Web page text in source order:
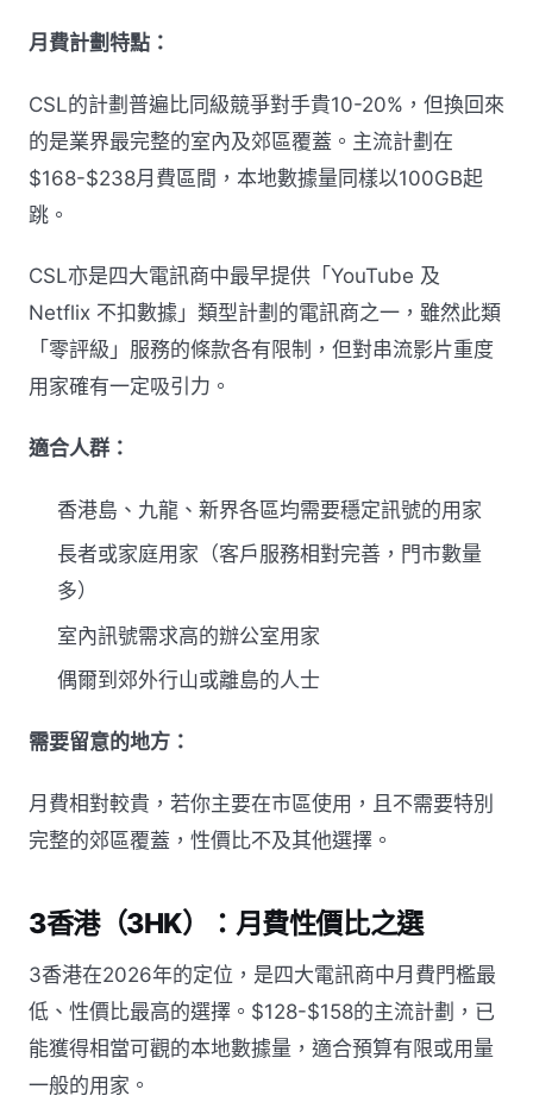
月費計劃特點：
CSL的計劃普遍比同級競爭對手貴10-20%，但換回來
的是業界最完整的室內及郊區覆蓋。主流計劃在
$168-$238月費區間，本地數據量同樣以100GB起
跳。
CSL亦是四大電訊商中最早提供「YouTube 及
Netflix 不扣數據」類型計劃的電訊商之一，雖然此類
「零評級」服務的條款各有限制，但對串流影片重度
用家確有一定吸引力。
適合人群：
香港島、九龍、新界各區均需要穩定訊號的用家
長者或家庭用家（客戶服務相對完善，門市數量
多）
室內訊號需求高的辦公室用家
偶爾到郊外行山或離島的人士
需要留意的地方：
月費相對較貴，若你主要在市區使用，且不需要特別
完整的郊區覆蓋，性價比不及其他選擇。
3香港（3HK）：月費性價比之選
3香港在2026年的定位，是四大電訊商中月費門檻最
低、性價比最高的選擇。$128-$158的主流計劃，已
能獲得相當可觀的本地數據量，適合預算有限或用量
一般的用家。